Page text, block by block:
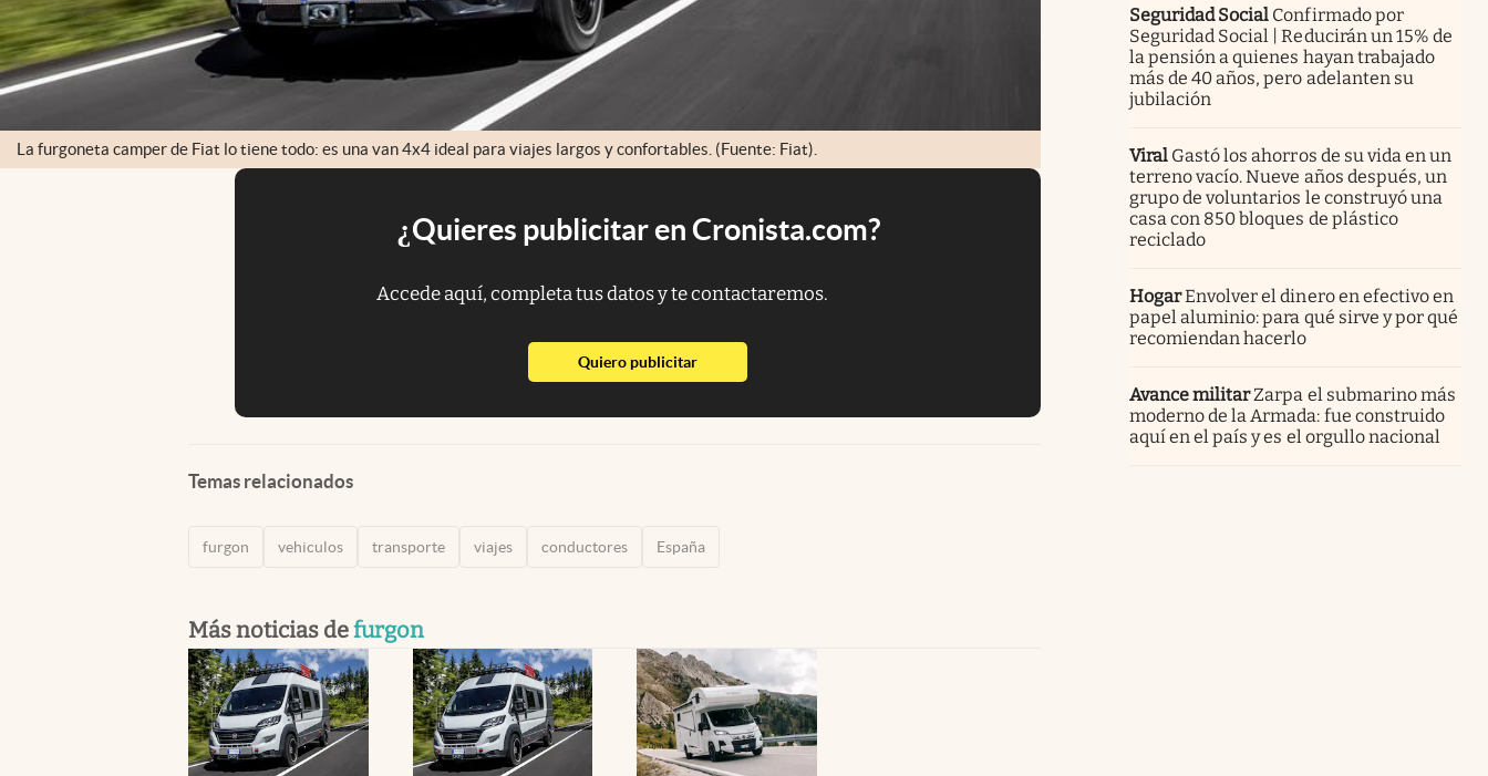
La furgoneta camper de Fiat lo tiene todo: es una van 4x4 ideal para viajes largos y confortables. (Fuente: Fiat).
¿Quieres publicitar en Cronista.com?
Accede aquí, completa tus datos y te contactaremos.
Quiero publicitarabre en nueva pestaña
Temas relacionados
furgon vehiculos transporte viajes conductores España
Más noticias defurgon
Seguridad Social Confirmado por
Seguridad Social | Reducirán un 15% de
la pensión a quienes hayan trabajado
más de 40 años, pero adelanten su
jubilación
Viral Gastó los ahorros de su vida en un
terreno vacío. Nueve años después, un
grupo de voluntarios le construyó una
casa con 850 bloques de plástico
reciclado
HogarEnvolver el dinero en efectivo en
papel aluminio: para qué sirve y por qué
recomiendan hacerlo
Avance militarZarpa el submarino más
moderno de la Armada: fue construido
aquí en el país y es el orgullo nacional